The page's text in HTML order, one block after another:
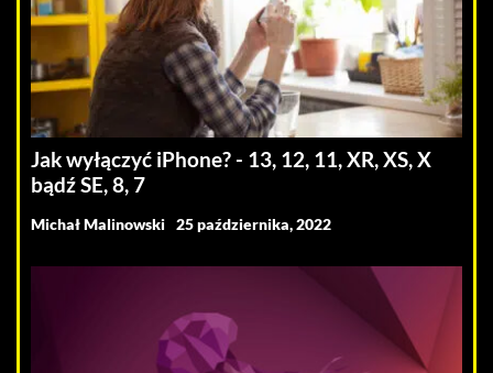
Jak wyłączyć iPhone? - 13, 12, 11, XR, XS, X
bądź SE, 8, 7
Michał Malinowski 25 października, 2022